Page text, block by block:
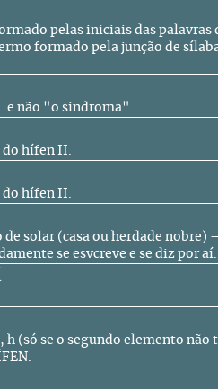
pelas iniciais das palavras
formado pela junção de
e não "o sindroma".
do hífen II.
do hífen II.
solar (casa ou herdade nobre)
se esvcreve e se diz por
h (só se o segundo elemento